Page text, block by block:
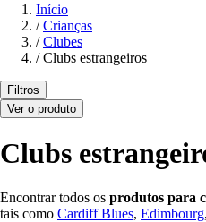
Início
/ Crianças
/ Clubes
/ Clubs estrangeiros
Filtros
Ver o produto
Clubs
Encontrar todos os produtos para
tais como Cardiff Blues, Edimbourg,